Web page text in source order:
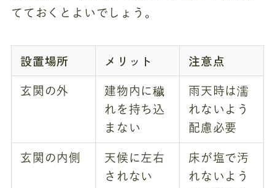
てておくとよいでしょう。
設置場所 メリット 注意点
玄関の外
建物内に穢
れを持ち込
まない
雨天時は濡
れないよう
配慮必要
玄関の内側
天候に左右
されない
床が塩で汚
れないよう